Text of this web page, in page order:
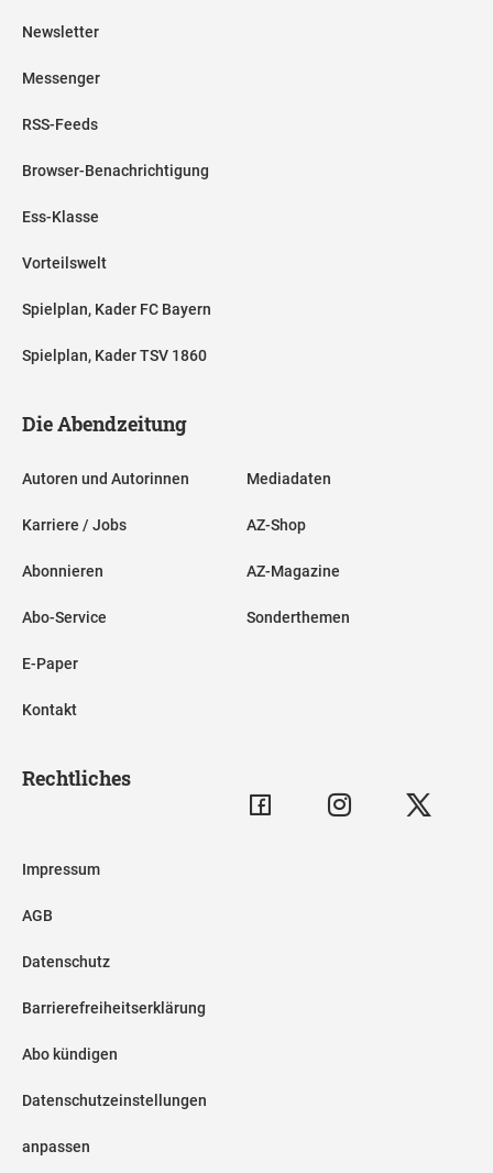
Newsletter
Messenger
RSS-Feeds
Browser-Benachrichtigung
Ess-Klasse
Vorteilswelt
Spielplan, Kader FC Bayern
Spielplan, Kader TSV 1860
Die Abendzeitung
Autoren und Autorinnen
Karriere / Jobs
Abonnieren
Abo-Service
E-Paper
Kontakt
Mediadaten
AZ-Shop
AZ-Magazine
Sonderthemen
Rechtliches
Impressum
AGB
Datenschutz
Barrierefreiheitserklärung
Abo kündigen
Datenschutzeinstellungen
anpassen